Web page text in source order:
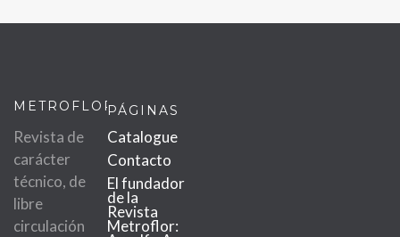
METROFLOR
Revista de
carácter
técnico, de
libre
circulación
PÁGINAS
Catalogue
Contacto
El fundador
de la
Revista
Metroflor: